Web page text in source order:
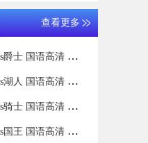
查看更多
语高清 录像下载
语高清 录像下载
语高清 录像下载
语高清 录像下载